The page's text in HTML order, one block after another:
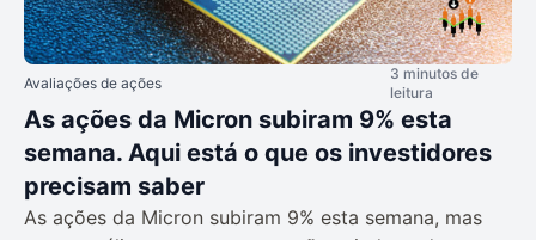
Avaliações de ações
3 minutos de
leitura
As ações da Micron subiram 9% esta
semana. Aqui está o que os investidores
precisam saber
As ações da Micron subiram 9% esta semana, mas